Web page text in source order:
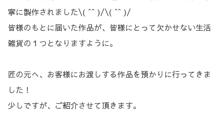
寧に製作されました\( ˆˆ )/\( ˆˆ )/
皆様のもとに届いた作品が、皆様にとって欠かせない生活
雑貨の１つとなりますように。
匠の元へ、お客様にお渡しする作品を預かりに行ってきま
した！
少しですが、ご紹介させて頂きます。